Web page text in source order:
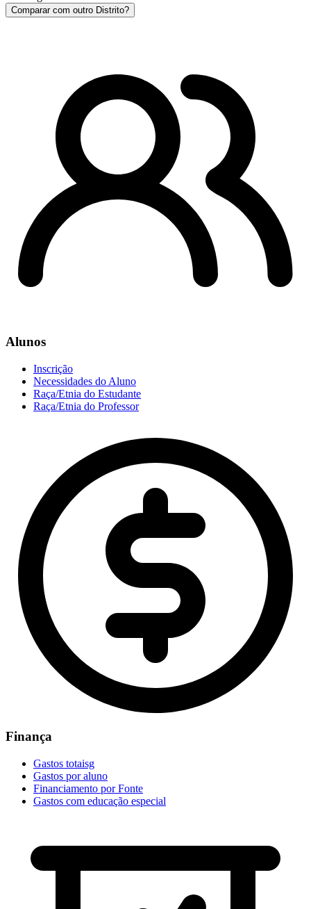
Comparar com outro Distrito?
Alunos
Inscrição
Necessidades do Aluno
Raça/Etnia do Estudante
Raça/Etnia do Professor
Finança
Gastos totaisg
Gastos por aluno
Financiamento por Fonte
Gastos com educação especial